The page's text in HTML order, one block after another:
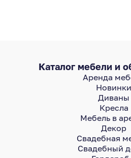
Каталог мебели и
Аренда
Новинки
Диваны
Кресла
Мебель в
Декор
Свадебная
Свадебный